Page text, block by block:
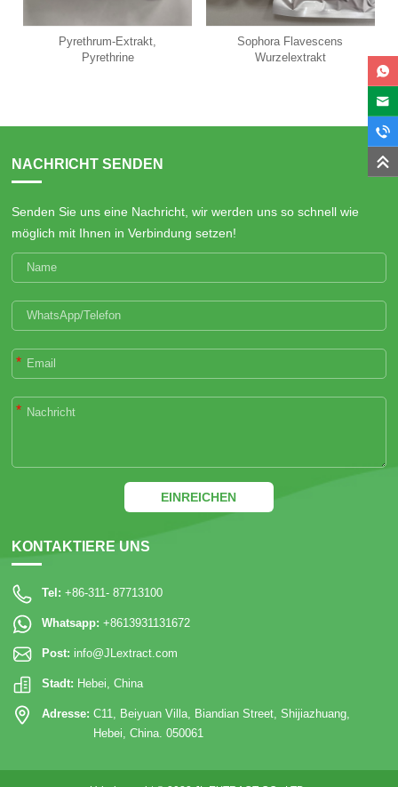
Pyrethrum-Extrakt,
Pyrethrine
Sophora Flavescens
Wurzelextrakt
KONTAKTIERE UNS
Tel: +86-311- 87713100
Whatsapp: +8613931131672
Post: info@JLextract.com
Stadt: Hebei, China
Adresse: C11, Beiyuan Villa, Biandian Street, Shijiazhuang,
Hebei, China. 050061
NACHRICHT SENDEN
Senden Sie uns eine Nachricht, wir werden uns so schnell wie
möglich mit Ihnen in Verbindung setzen!
*
*
EINREICHEN